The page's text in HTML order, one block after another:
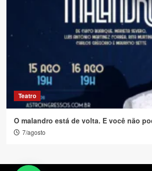
Teatro
O malandro está de volta. E você não
7/agosto